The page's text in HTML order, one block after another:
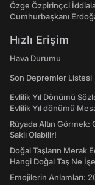
Özge Özpirinçci
Cumhurbaşkanı
Hızlı Erişim
Hava Durumu
Son Depremler Listesi
Evlilik Yıl Dönümü
Evlilik Yıl dönümü
Rüyada Altın
Saklı Olabilir!
Doğal Taşların Merak
Hangi Doğal Taş Ne
Emojilerin Anlamları: